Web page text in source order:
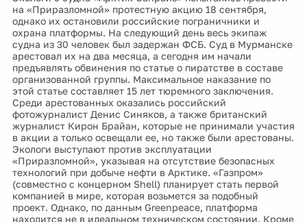
на «Приразломной» протестную акцию 18 сентября,
однако их остановили российские пограничники и
охрана платформы. На следующий день весь экипаж
судна из 30 человек был задержан ФСБ. Суд в Мурманске
арестовал их на два месяца, а сегодня им начали
предъявлять обвинения по статье о пиратстве в составе
организованной группы. Максимальное наказание по
этой статье составляет 15 лет тюремного заключения.
Среди арестованных оказались российский
фотожурналист Денис Синяков, а также британский
журналист Кирон Брайан, которые не принимали участия
в акции а только освещали ее, но также были арестованы.
Экологи выступают против эксплуатации
«Приразломной», указывая на отсутствие безопасных
технологий при добыче нефти в Арктике. «Газпром»
(совместно с концерном Shell) планирует стать первой
компанией в мире, которая возьмется за подобный
проект. Однако, по данным Greenpeace, платформа
находится не в идеальном техническом состоянии. Кроме